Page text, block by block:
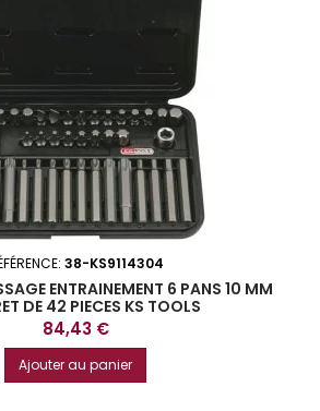
38-KS9114304
ENTRAINEMENT 6 PANS 10 MM
DE 42 PIECES KS TOOLS
Prix
84,43 €
Ajouter au panier